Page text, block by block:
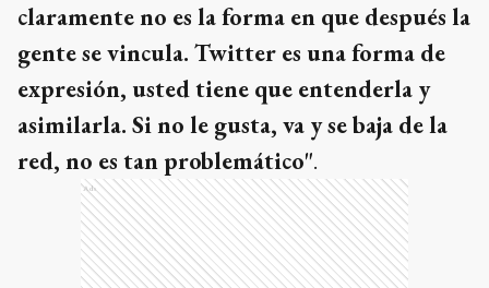
claramente no es la forma en que después la
gente se vincula. Twitter es una forma de
expresión, usted tiene que entenderla y
asimilarla. Si no le gusta, va y se baja de la
red, no es tan problemático".
Ads